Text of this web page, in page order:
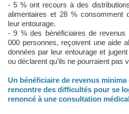
- 5 % ont recours à des
alimentaires et 28 % consomment
leur entourage.
- 9 % des bénéficiaires de revenus
000 personnes, reçoivent une aide
données par leur entourage et
ou déclarent qu’ils ne pourraient pas
Un bénéficiaire de revenus
rencontre des difficultés pour se
renoncé à une consultation